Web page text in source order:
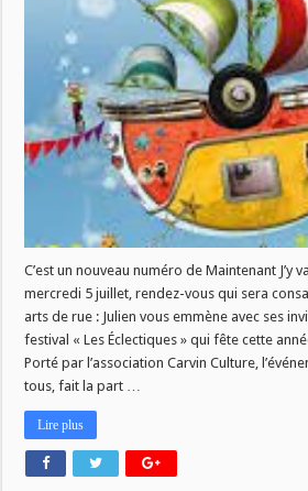
C’est un nouveau numéro de Maintenant J’y
mercredi 5 juillet, rendez-vous qui sera
arts de rue : Julien vous emmène avec ses
festival « Les Éclectiques » qui fête cette
Porté par l’association Carvin Culture,
tous, fait la part …
Lire plus